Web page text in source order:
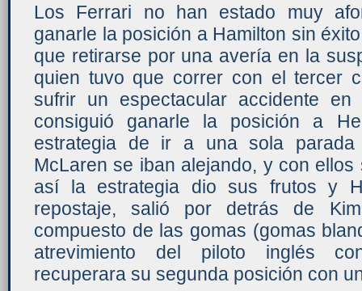
Los Ferrari no han estado muy
ganarle la posición a Hamilton sin
que retirarse por una avería en la
quien tuvo que correr con el tercer
sufrir un espectacular accidente
consiguió ganarle la posición a
estrategia de ir a una sola
McLaren se iban alejando, y con
así la estrategia dio sus frutos y
repostaje, salió por detrás de
compuesto de las gomas (gomas
atrevimiento del piloto inglés
recuperara su segunda posición con